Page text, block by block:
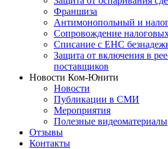
Франшиза
Антимонопольный и
Сопровождение
Списание с ЕНС
Защита от включения в
поставщиков
Новости Ком-Юнити
Новости
Публикации в СМИ
Мероприятия
Полезные видеоматериалы
Отзывы
Контакты